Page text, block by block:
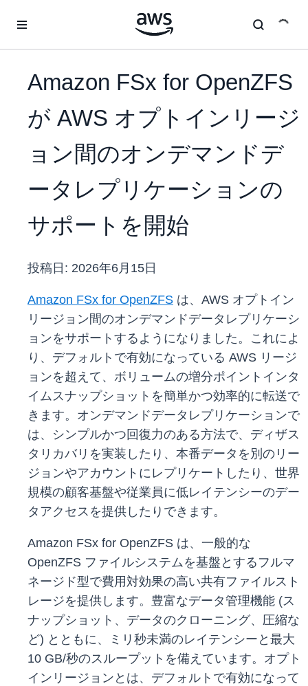
Amazon FSx for OpenZFS
が AWS オプトインリージ
ョン間のオンデマンドデ
ータレプリケーションの
サポートを開始
投稿日: 2026年6月15日
Amazon FSx for OpenZFS は、AWS オプトイン
リージョン間のオンデマンドデータレプリケーシ
ョンをサポートするようになりました。これによ
り、デフォルトで有効になっている AWS リージ
ョンを超えて、ボリュームの増分ポイントインタ
イムスナップショットを簡単かつ効率的に転送で
きます。オンデマンドデータレプリケーションで
は、シンプルかつ回復力のある方法で、ディザス
タリカバリを実装したり、本番データを別のリー
ジョンやアカウントにレプリケートしたり、世界
規模の顧客基盤や従業員に低レイテンシーのデー
タアクセスを提供したりできます。
Amazon FSx for OpenZFS は、一般的な
OpenZFS ファイルシステムを基盤とするフルマ
ネージド型で費用対効果の高い共有ファイルスト
レージを提供します。豊富なデータ管理機能 (ス
ナップショット、データのクローニング、圧縮な
ど) とともに、ミリ秒未満のレイテンシーと最大
10 GB/秒のスループットを備えています。オプト
インリージョンとは、デフォルトで有効になって